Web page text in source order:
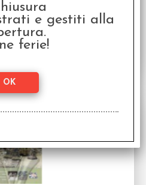
6,20 € 4,96
e gestiti alla
ferie!